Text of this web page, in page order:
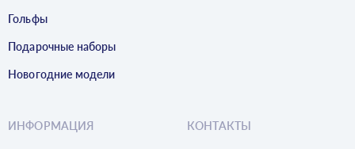
Гольфы
Подарочные наборы
Новогодние модели
ИНФОРМАЦИЯ КОНТАКТЫ